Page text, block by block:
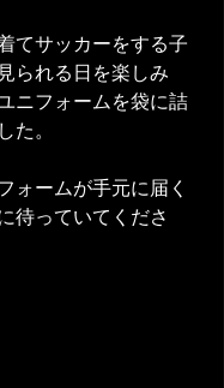
てサッカーをする子
られる日を楽しみ
ニフォームを袋に詰
た。
ォームが手元に届く
待っていてくださ